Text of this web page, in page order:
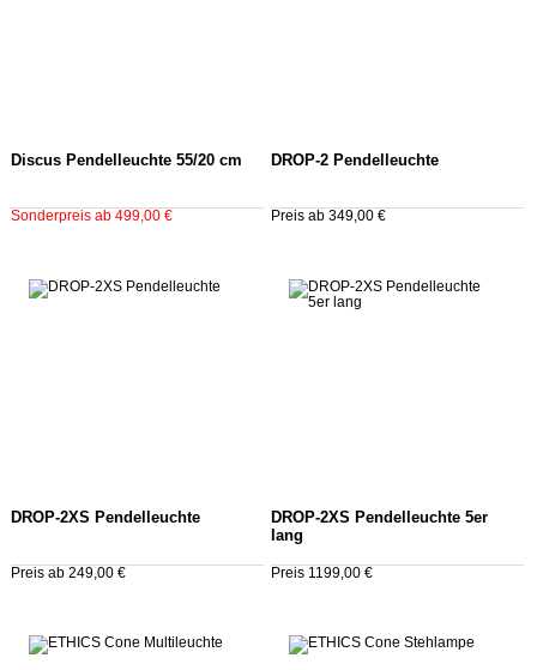
Discus Pendelleuchte 55/20 cm
Sonderpreis ab 499,00 €
DROP-2 Pendelleuchte
Preis ab 349,00 €
DROP-2XS Pendelleuchte
Preis ab 249,00 €
DROP-2XS Pendelleuchte 5er
lang
Preis 1199,00 €